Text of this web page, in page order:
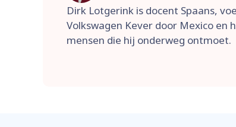
Dirk Lotgerink is docent Spaans,
Volkswagen Kever door Mexico en
mensen die hij onderweg ontmoet.